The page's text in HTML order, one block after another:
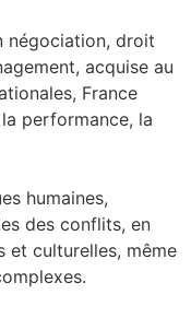
négociation, droit
acquise au
France
performance, la
humaines,
des conflits, en
et culturelles, même